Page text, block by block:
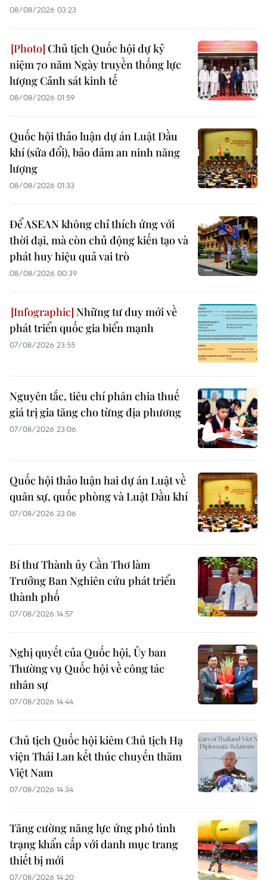
08/08/2026 03:23
Chủ tịch Quốc hội dự kỷ
niệm 70 năm Ngày truyền thống lực
lượng Cảnh sát kinh tế
08/08/2026 01:59
Quốc hội thảo luận dự án Luật Dầu
khí (sửa đổi), bảo đảm an ninh năng
lượng
08/08/2026 01:33
Để ASEAN không chỉ thích ứng với
thời đại, mà còn chủ động kiến tạo và
phát huy hiệu quả vai trò
08/08/2026 00:39
Những tư duy mới về
phát triển quốc gia biển mạnh
07/08/2026 23:55
Nguyên tắc, tiêu chí phân chia thuế
giá trị gia tăng cho từng địa phương
07/08/2026 23:06
Quốc hội thảo luận hai dự án Luật về
quân sự, quốc phòng và Luật Dầu khí
07/08/2026 23:06
Bí thư Thành ủy Cần Thơ làm
Trưởng Ban Nghiên cứu phát triển
thành phố
07/08/2026 14:57
Nghị quyết của Quốc hội, Ủy ban
Thường vụ Quốc hội về công tác
nhân sự
07/08/2026 14:44
Chủ tịch Quốc hội kiêm Chủ tịch Hạ
viện Thái Lan kết thúc chuyến thăm
Việt Nam
07/08/2026 14:34
Tăng cường năng lực ứng phó tình
trạng khẩn cấp với danh mục trang
thiết bị mới
07/08/2026 14:20